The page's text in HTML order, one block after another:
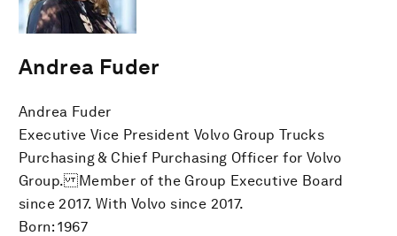
Andrea Fuder
Andrea Fuder
Executive Vice President Volvo Group Trucks
Purchasing & Chief Purchasing Officer for Volvo
Group. Member of the Group Executive Board
since 2017. With Volvo since 2017.
Born: 1967